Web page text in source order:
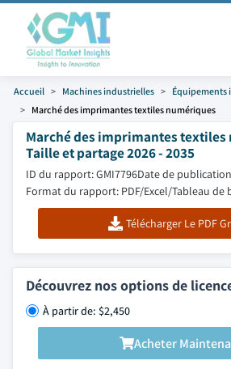
Accueil Machines industrielles Équipements
Marché des imprimantes textiles numériques
Marché des imprimantes
Taille et partage 2026 - 2035
ID du rapport: GMI7796Date de
Format du rapport: PDF/Excel/Tableau
Télécharger Le PDF
Découvrez nos options de
À partir de: $2,450
Acheter